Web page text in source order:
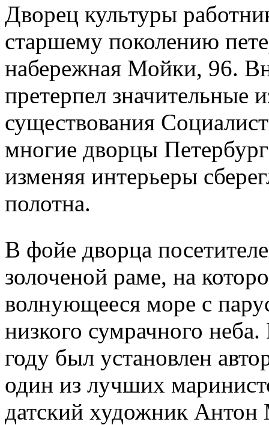
Дворец культуры
старшему поколению
набережная Мойки, 96.
претерпел значительные
существования
многие дворцы
изменяя интерьеры
полотна.
В фойе дворца
золоченой раме, на
волнующееся море с
низкого сумрачного
году был установлен
один из лучших
датский художник